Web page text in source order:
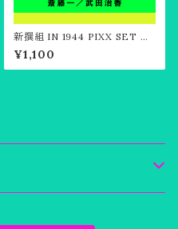
新撰組 IN 1944 PIXX SET O
F"斎藤一"／武田治香
¥1,100